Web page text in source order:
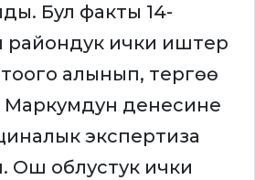
Бул факты 14-
райондук ички иштер
алынып, тергөө
Маркумдун денесине
экспертиза
Ош облустук ички